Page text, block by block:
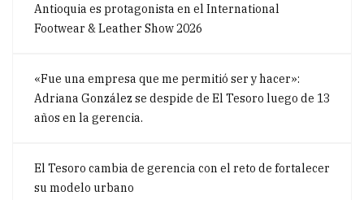
Antioquia es protagonista en el International
Footwear & Leather Show 2026
«Fue una empresa que me permitió ser y hacer»:
Adriana González se despide de El Tesoro luego de 13
años en la gerencia.
El Tesoro cambia de gerencia con el reto de fortalecer
su modelo urbano